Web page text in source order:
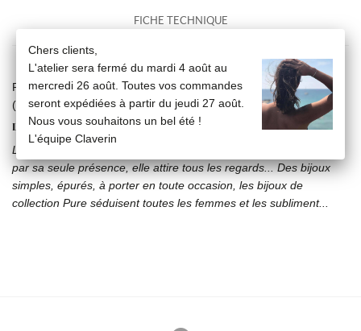
FICHE TECHNIQUE
Pendentif perle blanche 3/4 mm sur chaîne en or jaune 18 carats
(longueur de la chaîne : 42 cm).
LA COLLECTION PURE
La perle, chic, intemporelle, sublimée dans la collection Pure où,
par sa seule présence, elle attire tous les regards... Des bijoux
simples, épurés, à porter en toute occasion, les bijoux de
collection Pure séduisent toutes les femmes et les subliment...
Chers clients,
L'atelier sera fermé du mardi 4 août au
mercredi 26 août. Toutes vos commandes
seront expédiées à partir du jeudi 27 août.
Nous vous souhaitons un bel été !
L'équipe Claverin